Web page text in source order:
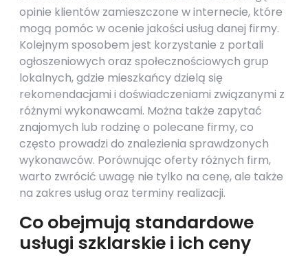
opinie klientów zamieszczone w internecie, które
mogą pomóc w ocenie jakości usług danej firmy.
Kolejnym sposobem jest korzystanie z portali
ogłoszeniowych oraz społecznościowych grup
lokalnych, gdzie mieszkańcy dzielą się
rekomendacjami i doświadczeniami związanymi z
różnymi wykonawcami. Można także zapytać
znajomych lub rodzinę o polecane firmy, co
często prowadzi do znalezienia sprawdzonych
wykonawców. Porównując oferty różnych firm,
warto zwrócić uwagę nie tylko na cenę, ale także
na zakres usług oraz terminy realizacji.
Co obejmują standardowe
usługi szklarskie i ich ceny